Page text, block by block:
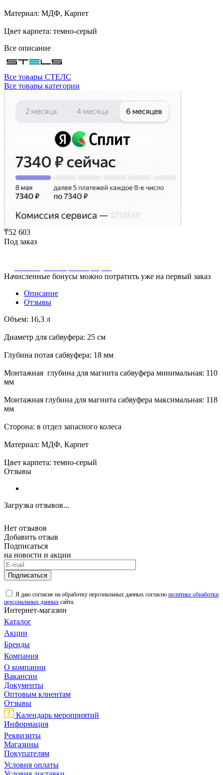
Материал: МДФ, Карпет
Цвет карпета: темно-серый
Все описание
Все товары СТЕЛС
Все товары категории
₸52 603
Под заказ
300 бонусов за регистрацию
Начисленные бонусы можно потратить уже на первый заказ
Описание
Отзывы
Объем: 16,3 л
Диаметр для сабвуфера: 25 см
Глубина потая сабвуфера: 18 мм
Монтажная глубина для магнита сабвуфера минимальная: 110
мм
Монтажная глубина для магнита сабвуфера максимальная: 118
мм
Сторона: в отдел запасного колеса
Материал: МДФ, Карпет
Цвет карпета: темно-серый
Отзывы
Загрузка отзывов...
Нет отзывов
Добавить отзыв
Подписаться
на новости и акции
Подписаться
Я даю согласие на обработку персональных данных согласно политике обработки
персональных данных сайта.
Интернет-магазин
Каталог
Акции
Бренды
Компания
О компании
Вакансии
Документы
Оптовым клиентам
Отзывы
Календарь мероприятий
Информация
Реквизиты
Магазины
Покупателям
Условия оплаты